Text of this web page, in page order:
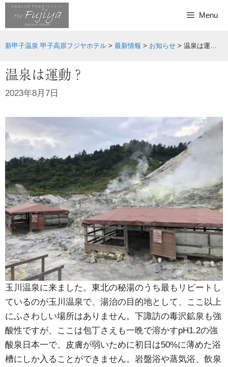
Skip
Menu
新甲子温泉 甲子高原フジヤホテル > 最新情報 > お知らせ > 温泉は運動？
温泉は運動？
2023年8月7日
玉川温泉に来ました。東北の秘湯のうち最もリピートし
ているのが玉川温泉で、湯治の目的地として、ここ以上
にふさわしい場所はありません。下諏訪の毒沢鉱泉も強
酸性ですが、ここは包丁さえも一晩で溶かすpH1.2の強
酸泉日本一で、皮膚が弱いために初日は50%に薄めた浴
槽にしか入ることができません。岩盤浴や蒸気浴、飲泉